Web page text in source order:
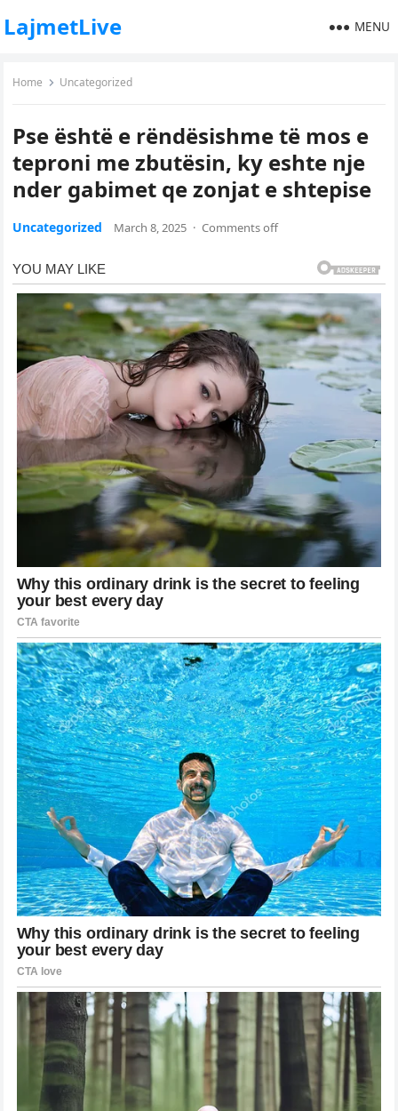
LajmetLive MENU
Home Uncategorized
Pse është e rëndësishme të mos e
teproni me zbutësin, ky eshte nje
nder gabimet qe zonjat e shtepise
Uncategorized March 8, 2025 · Comments off